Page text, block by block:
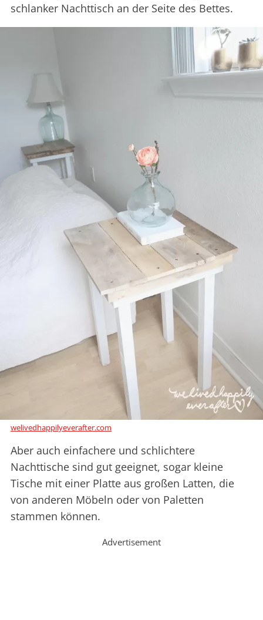
schlanker Nachttisch an der Seite des Bettes.
welivedhappilyeverafter.com
Aber auch einfachere und schlichtere
Nachttische sind gut geeignet, sogar kleine
Tische mit einer Platte aus großen Latten, die
von anderen Möbeln oder von Paletten
stammen können.
Advertisement